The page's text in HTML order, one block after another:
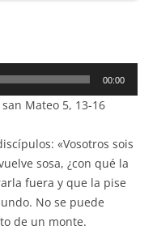
00:00
Mateo 5, 13-16
«Vosotros sois
sosa, ¿con qué la
fuera y que la pise
No se puede
de un monte.